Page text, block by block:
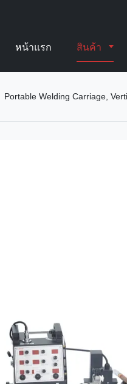
หน้าแรก สินค้า
Portable Welding Carriage,